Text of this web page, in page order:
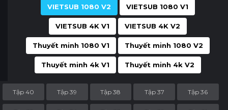
VIETSUB 1080 V2
VIETSUB 1080 V1
VIETSUB 4K V1 VIETSUB 4K V2
Thuyết minh 1080 V1 Thuyết minh 1080 V2
Thuyết minh 4k V1 Thuyết minh 4k V2
Tập 40 Tập 39 Tập 38 Tập 37 Tập 36